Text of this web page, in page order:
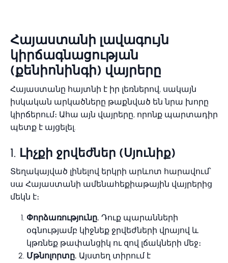
Հայաստանի լավագույն
կիրճագնացության
(քենիոնինգի) վայրերը
Հայաստանը հայտնի է իր լեռներով, սակայն
իսկական արկածները թաքնված են նրա խորը
կիրճերում։ Ահա այն վայրերը, որոնք պարտադիր
պետք է այցելել.
1. Լիչքի ջրվեժներ (Սյունիք)
Տեղակայված լինելով երկրի արևոտ հարավում՝
սա Հայաստանի ամենահեքիաթային վայրերից
մեկն է։
Փորձառությունը. Դուք պարանների
օգնությամբ կիջնեք ջրվեժների վրայով և
կթռնեք թափանցիկ ու զով լճակների մեջ։
Մթնոլորտը. Այստեղ տիրում է